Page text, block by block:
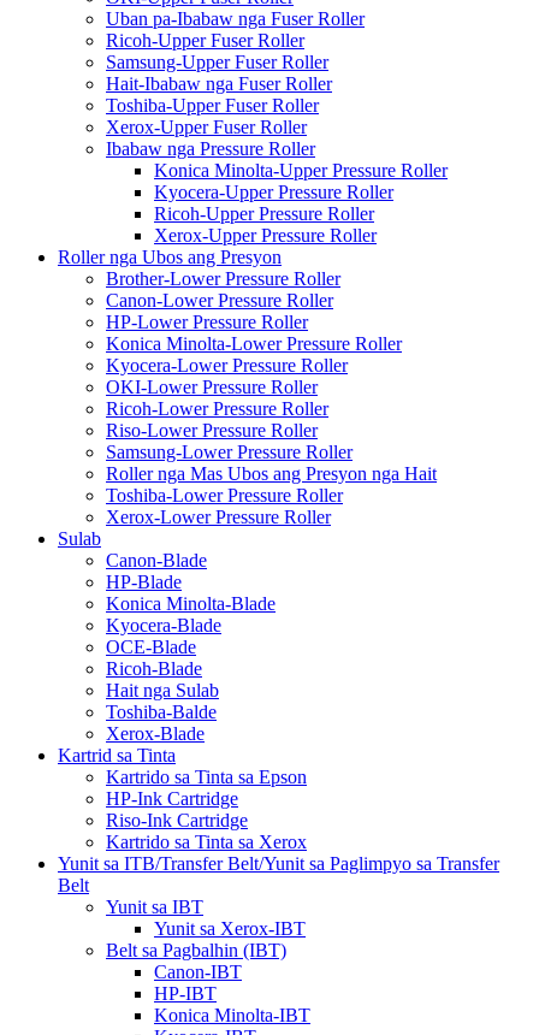
Uban pa-Ibabaw nga Fuser Roller
Ricoh-Upper Fuser Roller
Samsung-Upper Fuser Roller
Hait-Ibabaw nga Fuser Roller
Toshiba-Upper Fuser Roller
Xerox-Upper Fuser Roller
Ibabaw nga Pressure Roller
Konica Minolta-Upper Pressure Roller
Kyocera-Upper Pressure Roller
Ricoh-Upper Pressure Roller
Xerox-Upper Pressure Roller
Roller nga Ubos ang Presyon
Brother-Lower Pressure Roller
Canon-Lower Pressure Roller
HP-Lower Pressure Roller
Konica Minolta-Lower Pressure Roller
Kyocera-Lower Pressure Roller
OKI-Lower Pressure Roller
Ricoh-Lower Pressure Roller
Riso-Lower Pressure Roller
Samsung-Lower Pressure Roller
Roller nga Mas Ubos ang Presyon nga Hait
Toshiba-Lower Pressure Roller
Xerox-Lower Pressure Roller
Sulab
Canon-Blade
HP-Blade
Konica Minolta-Blade
Kyocera-Blade
OCE-Blade
Ricoh-Blade
Hait nga Sulab
Toshiba-Balde
Xerox-Blade
Kartrid sa Tinta
Kartrido sa Tinta sa Epson
HP-Ink Cartridge
Riso-Ink Cartridge
Kartrido sa Tinta sa Xerox
Yunit sa ITB/Transfer Belt/Yunit sa Paglimpyo sa Transfer
Belt
Yunit sa IBT
Yunit sa Xerox-IBT
Belt sa Pagbalhin (IBT)
Canon-IBT
HP-IBT
Konica Minolta-IBT